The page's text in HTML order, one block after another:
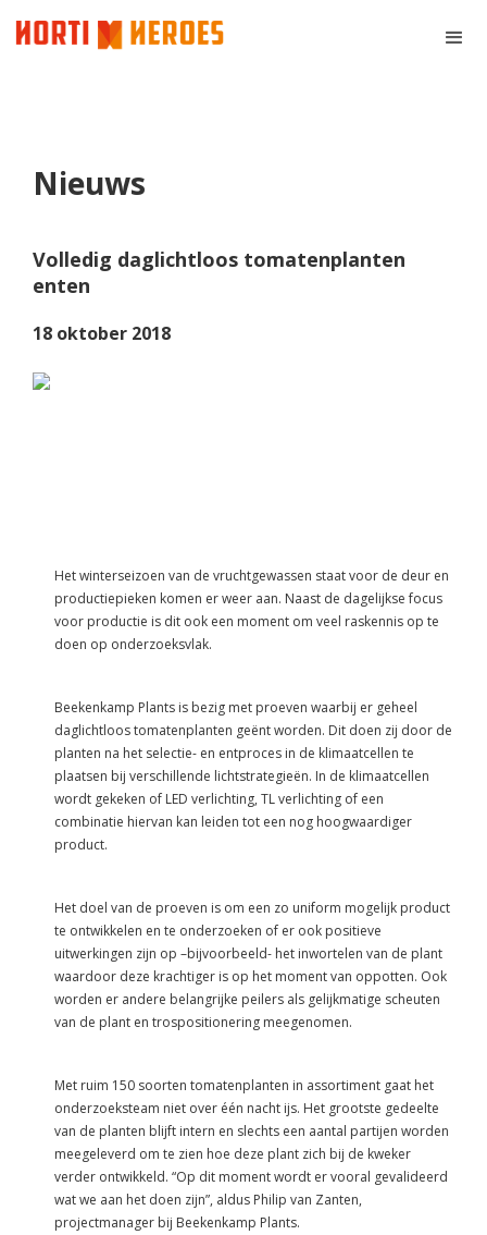
Nieuws
Volledig daglichtloos tomatenplanten
enten
18 oktober 2018
Het winterseizoen van de vruchtgewassen staat voor de deur en
productiepieken komen er weer aan. Naast de dagelijkse focus
voor productie is dit ook een moment om veel raskennis op te
doen op onderzoeksvlak.
Beekenkamp Plants is bezig met proeven waarbij er geheel
daglichtloos tomatenplanten geënt worden. Dit doen zij door de
planten na het selectie- en entproces in de klimaatcellen te
plaatsen bij verschillende lichtstrategieën. In de klimaatcellen
wordt gekeken of LED verlichting, TL verlichting of een
combinatie hiervan kan leiden tot een nog hoogwaardiger
product.
Het doel van de proeven is om een zo uniform mogelijk product
te ontwikkelen en te onderzoeken of er ook positieve
uitwerkingen zijn op –bijvoorbeeld- het inwortelen van de plant
waardoor deze krachtiger is op het moment van oppotten. Ook
worden er andere belangrijke peilers als gelijkmatige scheuten
van de plant en trospositionering meegenomen.
Met ruim 150 soorten tomatenplanten in assortiment gaat het
onderzoeksteam niet over één nacht ijs. Het grootste gedeelte
van de planten blijft intern en slechts een aantal partijen worden
meegeleverd om te zien hoe deze plant zich bij de kweker
verder ontwikkeld. “Op dit moment wordt er vooral gevalideerd
wat we aan het doen zijn”, aldus Philip van Zanten,
projectmanager bij Beekenkamp Plants.